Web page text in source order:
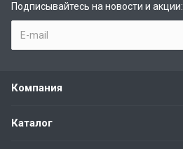
Подписывайтесь на новости и акции:
Компания
Каталог